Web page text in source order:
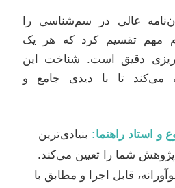
عالی در سم‌شناسی را
مهم تقسیم کرد که هر یک
دقیق است. شناخت این
تا با دیدی جامع و
و استاد راهنما: بنیادی‌ترین
پژوهش شما را تعیین می‌کند.
قابل اجرا و مطابق با